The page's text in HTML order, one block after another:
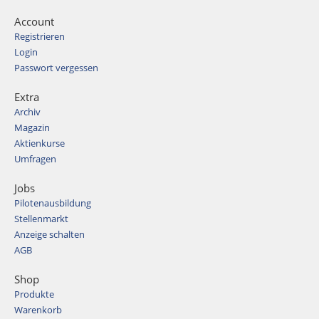
Account
Registrieren
Login
Passwort vergessen
Extra
Archiv
Magazin
Aktienkurse
Umfragen
Jobs
Pilotenausbildung
Stellenmarkt
Anzeige schalten
AGB
Shop
Produkte
Warenkorb